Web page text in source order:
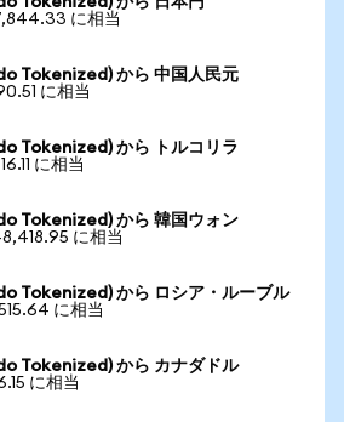
に相当
Tokenized) から 中国人民元
に相当
Tokenized) から トルコリラ
に相当
Tokenized) から 韓国ウォン
に相当
Tokenized) から ロシア・ルーブル
に相当
Tokenized) から カナダドル
に相当